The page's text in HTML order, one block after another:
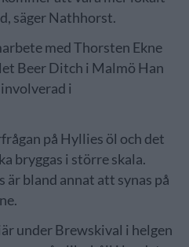
säger Nathhorst.
med Thorsten Ekne
Beer Ditch i Malmö Han
i
på Hyllies öl och det
bryggas i större skala.
är bland annat att synas på
under Brewskival i helgen